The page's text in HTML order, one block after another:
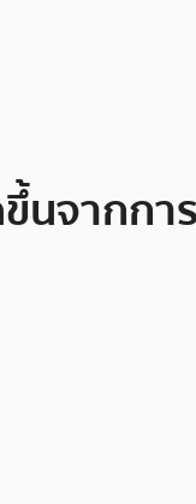
นจากก